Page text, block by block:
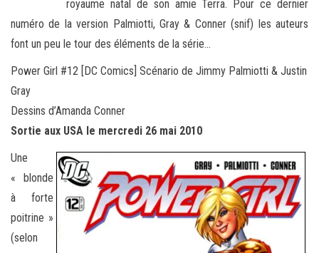
royaume natal de son amie Terra. Pour ce dernier
numéro de la version Palmiotti, Gray & Conner (snif) les auteurs
font un peu le tour des éléments de la série…
Power Girl #12 [DC Comics] Scénario de Jimmy Palmiotti & Justin
Gray
Dessins d’Amanda Conner
Sortie aux USA le mercredi 26 mai 2010
Une
« blonde
à forte
poitrine »
(selon